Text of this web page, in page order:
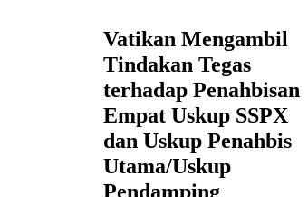
Vatikan Mengambil
Tindakan Tegas
terhadap Penahbisan
Empat Uskup SSPX
dan Uskup Penahbis
Utama/Uskup
Pendamping